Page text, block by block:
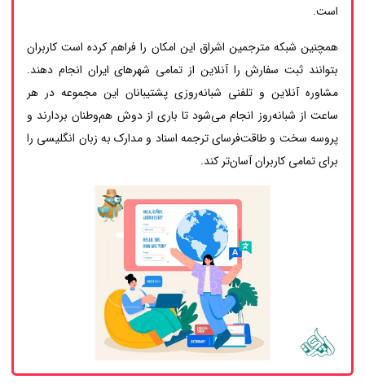
است.
همچنین شبکه مترجمین اشراق این امکان را فراهم کرده است کاربران
بتوانند ثبت سفارش را آنلاین از تمامی شهرهای ایران انجام دهند.
مشاوره آنلاین و تلفنی شبانه‌روزی پشتیبانان این مجموعه در هر
ساعت از شبانه‌روز انجام می‌شود تا باری از دوش هم‌وطنان بردارند و
پروسه سخت و طاقت‌فرسای ترجمه اسناد و مدارک به زبان انگلیسی را
برای تمامی کاربران آسان‌تر کند.